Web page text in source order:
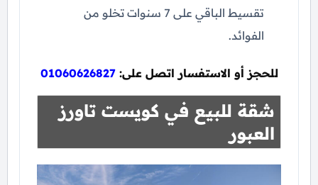
تقسيط الباقي على 7 سنوات تخلو من
الفوائد.
للحجز أو الاستفسار اتصل على:01060626827
شقة للبيع في كويست تاورز
العبور